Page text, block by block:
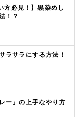
方必見！】黒染めし
！？
ラサラにする方法！
ー」の上手なやり方